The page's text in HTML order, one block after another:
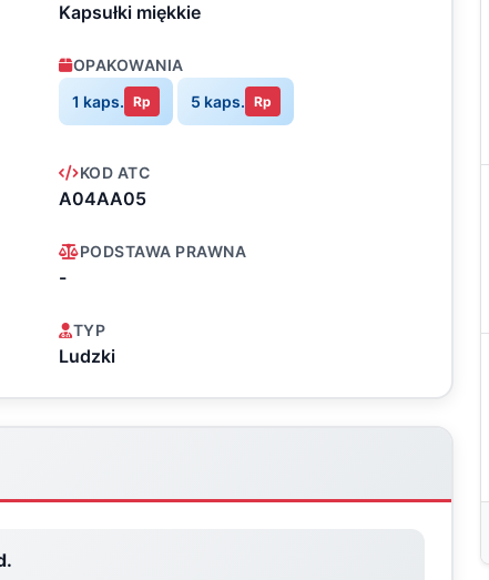
Kapsułki miękkie
OPAKOWANIA
1 kaps. Rp 5 kaps. Rp
KOD ATC
A04AA05
PODSTAWA PRAWNA
-
TYP
Ludzki